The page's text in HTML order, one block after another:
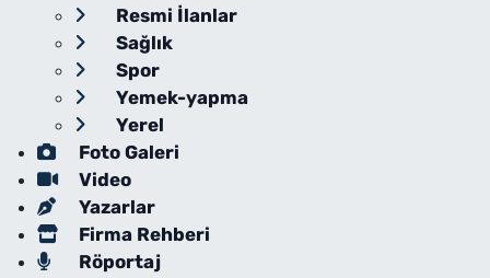
Resmi İlanlar
Sağlık
Spor
Yemek-yapma
Yerel
Foto Galeri
Video
Yazarlar
Firma Rehberi
Röportaj